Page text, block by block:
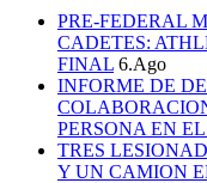
PRE-FEDERAL
CADETES:
FINAL 6.Ago
INFORME DE
PERSONA EN
TRES
Y UN CAMION